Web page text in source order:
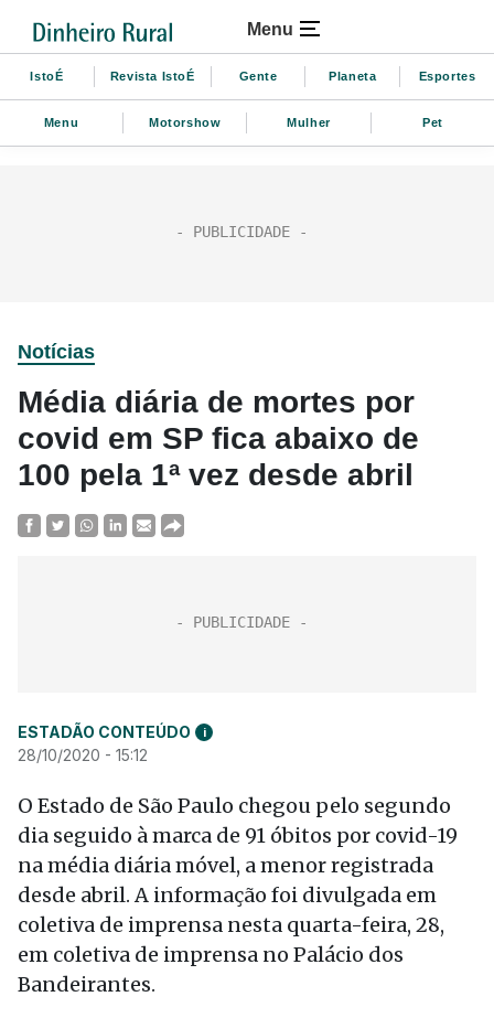
Menu
IstoÉ Revista IstoÉ Gente Planeta Esportes
Menu Motorshow Mulher Pet
Notícias
Média diária de mortes por
covid em SP fica abaixo de
100 pela 1ª vez desde abril
ESTADÃO CONTEÚDO i
28/10/2020 - 15:12
O Estado de São Paulo chegou pelo segundo
dia seguido à marca de 91 óbitos por covid-19
na média diária móvel, a menor registrada
desde abril. A informação foi divulgada em
coletiva de imprensa nesta quarta-feira, 28,
em coletiva de imprensa no Palácio dos
Bandeirantes.